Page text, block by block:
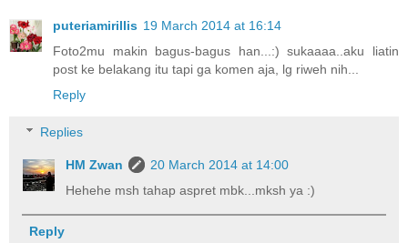
puteriamirillis 19 March 2014 at 16:14
Foto2mu makin bagus-bagus han...:) sukaaaa..aku liatin
post ke belakang itu tapi ga komen aja, lg riweh nih...
Reply
Replies
HM Zwan
20 March 2014 at 14:00
Hehehe msh tahap aspret mbk...mksh ya :)
Reply